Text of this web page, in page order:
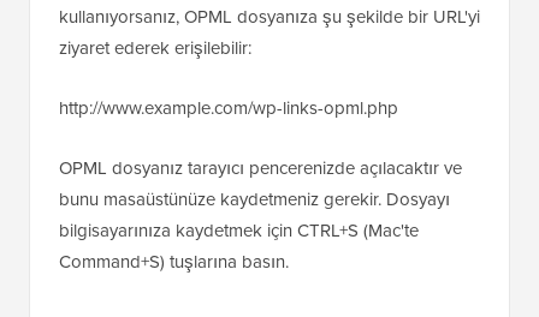
kullanıyorsanız, OPML dosyanıza şu şekilde bir URL'yi
ziyaret ederek erişilebilir:
http://www.example.com/wp-links-opml.php
OPML dosyanız tarayıcı pencerenizde açılacaktır ve
bunu masaüstünüze kaydetmeniz gerekir. Dosyayı
bilgisayarınıza kaydetmek için CTRL+S (Mac'te
Command+S) tuşlarına basın.